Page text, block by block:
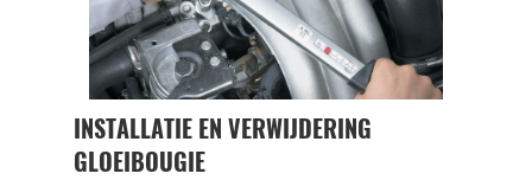
INSTALLATIE EN VERWIJDERING
GLOEIBOUGIE